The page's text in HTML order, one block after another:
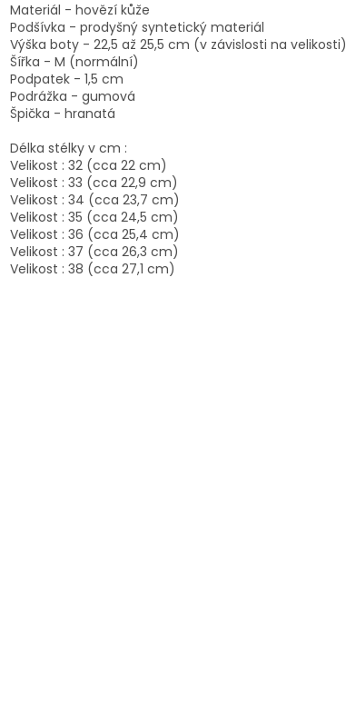
Materiál - hovězí kůže
Podšívka - prodyšný syntetický materiál
Výška boty - 22,5 až 25,5 cm (v závislosti na velikosti)
Šířka - M (normální)
Podpatek - 1,5 cm
Podrážka - gumová
Špička - hranatá
Délka stélky v cm :
Velikost : 32 (cca 22 cm)
Velikost : 33 (cca 22,9 cm)
Velikost : 34 (cca 23,7 cm)
Velikost : 35 (cca 24,5 cm)
Velikost : 36 (cca 25,4 cm)
Velikost : 37 (cca 26,3 cm)
Velikost : 38 (cca 27,1 cm)